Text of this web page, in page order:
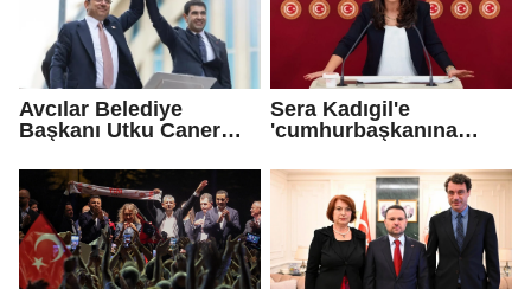
Avcılar Belediye
Başkanı Utku Caner
kararı
Sera Kadıgil'e
'cumhurbaşkanına
soruşturması